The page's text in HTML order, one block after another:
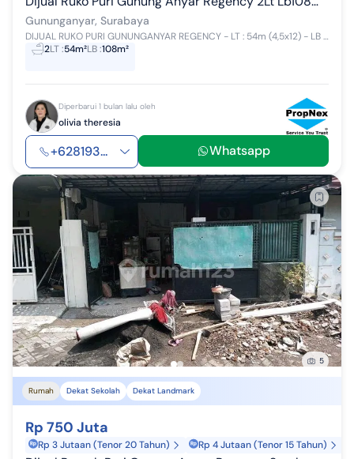
Gununganyar, Surabaya
DIJUAL RUKO PURI GUNUNGANYAR REGENCY - LT : 54m (4,5x12) - LB : 108 m - Lantai 2 Full Bangunan - Lantai Full Granit - Cocok di gunakan utk perkant...
2LT:54m²LB:108m²
Diperbarui 1 bulan lalu oleh
olivia theresia
+628193... Whatsapp
5
Rumah Dekat Sekolah Dekat Landmark
Rp 750 Juta
Rp 3 Jutaan (Tenor 20 Tahun) Rp 4 Jutaan (Tenor 15 Tahun)